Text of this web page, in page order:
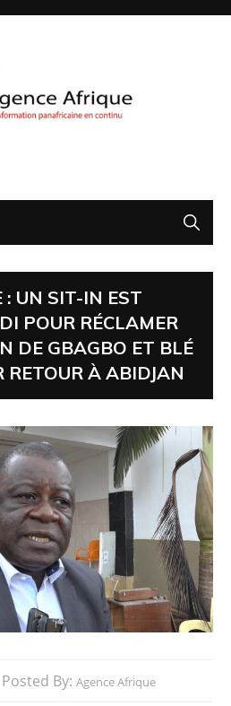
: UN SIT-IN EST
POUR RÉCLAMER
DE GBAGBO ET BLÉ
RETOUR À ABIDJAN
Posted By: Agence Afrique